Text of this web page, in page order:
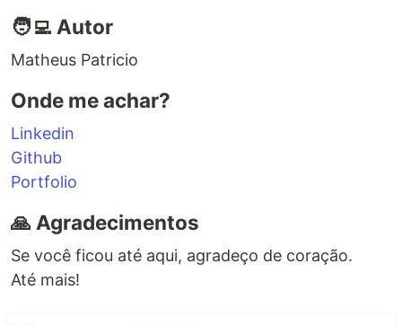
🧑‍💻 Autor
Matheus Patricio
Onde me achar?
Linkedin
Github
Portfolio
🙏 Agradecimentos
Se você ficou até aqui, agradeço de coração.
Até mais!